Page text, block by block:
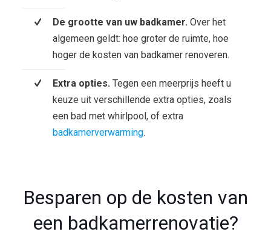
De grootte van uw badkamer. Over het
algemeen geldt: hoe groter de ruimte, hoe
hoger de kosten van badkamer renoveren.
Extra opties. Tegen een meerprijs heeft u
keuze uit verschillende extra opties, zoals
een bad met whirlpool, of extra
badkamerverwarming.
Besparen op de kosten van
een badkamerrenovatie?